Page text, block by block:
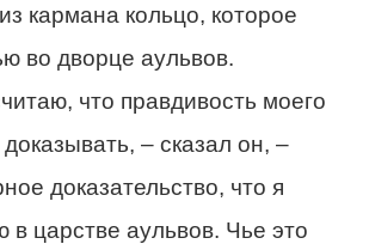
кармана кольцо, которое
во дворце аульвов.
что правдивость моего
– сказал он, –
доказательство, что я
в царстве аульвов. Чье это